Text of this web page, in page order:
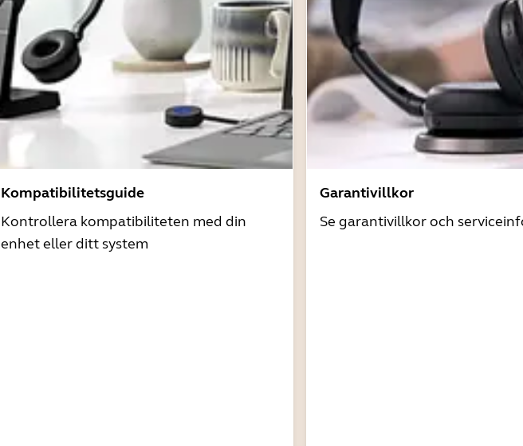
Kompatibilitetsguide
Kontrollera kompatibiliteten med din
enhet eller ditt system
Garantivillkor
Se garantivillkor och